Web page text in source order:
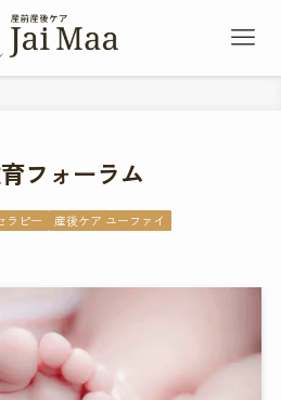
フォーラム
ラピー 産後ケア ユーファイ